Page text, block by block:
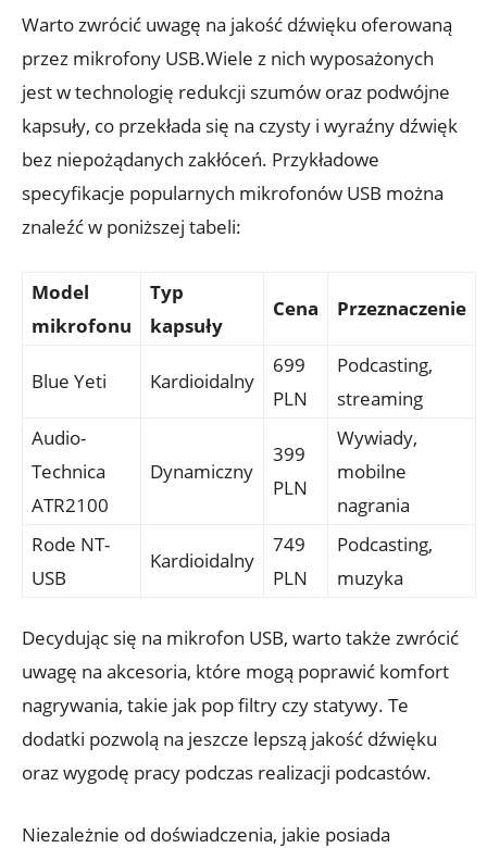
Warto zwrócić uwagę na jakość dźwięku oferowaną
przez mikrofony USB.Wiele z nich wyposażonych
jest w technologię redukcji szumów oraz podwójne
kapsuły, co przekłada się na czysty i wyraźny dźwięk
bez niepożądanych zakłóceń. Przykładowe
specyfikacje popularnych mikrofonów USB można
znaleźć w poniższej tabeli:
Model
mikrofonu
Typ
kapsuły
Cena Przeznaczenie
Blue Yeti Kardioidalny
699
PLN
Podcasting,
streaming
Audio-
Technica
ATR2100
Dynamiczny
399
PLN
Wywiady,
mobilne
nagrania
Rode NT-
USB
Kardioidalny
749
PLN
Podcasting,
muzyka
Decydując się na mikrofon USB, warto także zwrócić
uwagę na akcesoria, które mogą poprawić komfort
nagrywania, takie jak pop filtry czy statywy. Te
dodatki pozwolą na jeszcze lepszą jakość dźwięku
oraz wygodę pracy podczas realizacji podcastów.
Niezależnie od doświadczenia, jakie posiada